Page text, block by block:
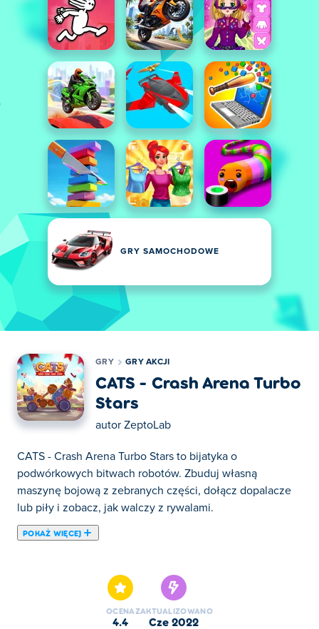
GRY SAMOCHODOWE
GRY GRY AKCJI
CATS - Crash Arena Turbo
Stars
autor ZeptoLab
CATS - Crash Arena Turbo Stars to bijatyka o
podwórkowych bitwach robotów. Zbuduj własną
maszynę bojową z zebranych części, dołącz dopalacze
lub piły i zobacz, jak walczy z rywalami.
POKAŻ WIĘCEJ
ulubionych gier w kategorii: Gry Akcji.
OCENA
4.4
ZAKTUALIZOWANO
cze 2022